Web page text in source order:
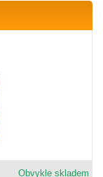
Obvykle skladem